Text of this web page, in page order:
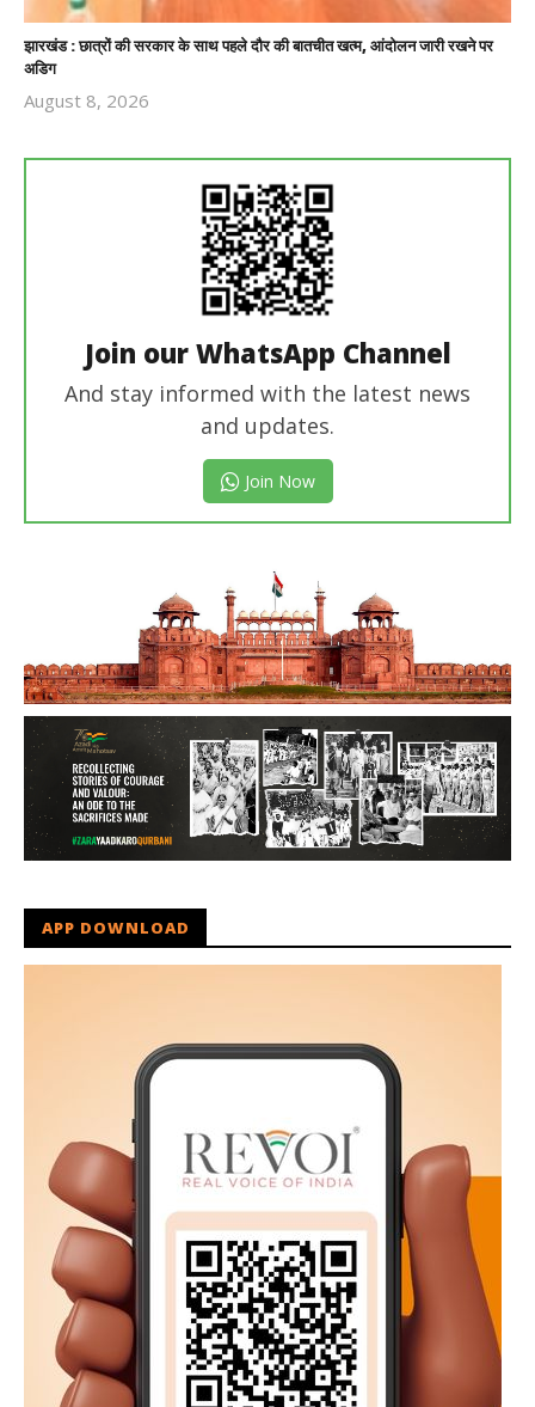
झारखंड : छात्रों की सरकार के साथ पहले दौर की बातचीत खत्म, आंदोलन जारी रखने पर
अडिग
August 8, 2026
Join our WhatsApp Channel
And stay informed with the latest news
and updates.
Join Now
APP DOWNLOAD